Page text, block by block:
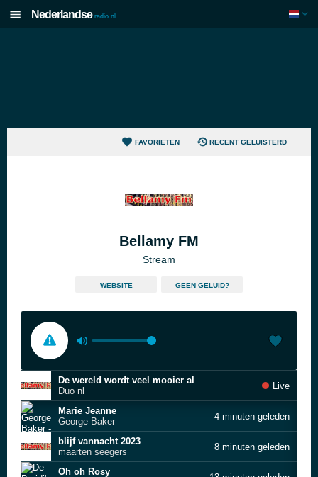
Nederlandse radio.nl
FAVORIETEN RECENT GELUISTERD
Bellamy FM
Stream
WEBSITE GEEN GELUID?
De wereld wordt veel mooier al
Duo nl
Live
Marie Jeanne
George Baker
4 minuten geleden
blijf vannacht 2023
maarten seegers
8 minuten geleden
Oh oh Rosy